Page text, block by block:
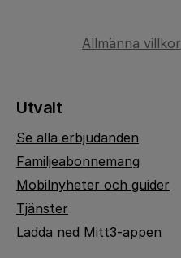
Allmänna villkor
Utvalt
Se alla erbjudanden
Familjeabonnemang
Mobilnyheter och guider
Tjänster
Ladda ned Mitt3-appen